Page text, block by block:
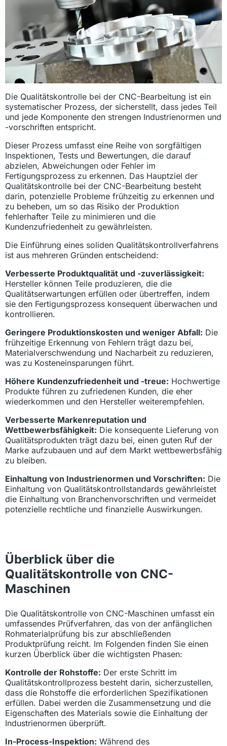
Die Qualitätskontrolle bei der CNC-Bearbeitung ist ein
systematischer Prozess, der sicherstellt, dass jedes Teil
und jede Komponente den strengen Industrienormen und
-vorschriften entspricht.
Dieser Prozess umfasst eine Reihe von sorgfältigen
Inspektionen, Tests und Bewertungen, die darauf
abzielen, Abweichungen oder Fehler im
Fertigungsprozess zu erkennen. Das Hauptziel der
Qualitätskontrolle bei der CNC-Bearbeitung besteht
darin, potenzielle Probleme frühzeitig zu erkennen und
zu beheben, um so das Risiko der Produktion
fehlerhafter Teile zu minimieren und die
Kundenzufriedenheit zu gewährleisten.
Die Einführung eines soliden Qualitätskontrollverfahrens
ist aus mehreren Gründen entscheidend:
Verbesserte Produktqualität und -zuverlässigkeit:
Hersteller können Teile produzieren, die die
Qualitätserwartungen erfüllen oder übertreffen, indem
sie den Fertigungsprozess konsequent überwachen und
kontrollieren.
Geringere Produktionskosten und weniger Abfall: Die
frühzeitige Erkennung von Fehlern trägt dazu bei,
Materialverschwendung und Nacharbeit zu reduzieren,
was zu Kosteneinsparungen führt.
Höhere Kundenzufriedenheit und -treue: Hochwertige
Produkte führen zu zufriedenen Kunden, die eher
wiederkommen und den Hersteller weiterempfehlen.
Verbesserte Markenreputation und
Wettbewerbsfähigkeit: Die konsequente Lieferung von
Qualitätsprodukten trägt dazu bei, einen guten Ruf der
Marke aufzubauen und auf dem Markt wettbewerbsfähig
zu bleiben.
Einhaltung von Industrienormen und Vorschriften: Die
Einhaltung von Qualitätskontrollstandards gewährleistet
die Einhaltung von Branchenvorschriften und vermeidet
potenzielle rechtliche und finanzielle Auswirkungen.
Überblick über die
Qualitätskontrolle von CNC-
Maschinen
Die Qualitätskontrolle von CNC-Maschinen umfasst ein
umfassendes Prüfverfahren, das von der anfänglichen
Rohmaterialprüfung bis zur abschließenden
Produktprüfung reicht. Im Folgenden finden Sie einen
kurzen Überblick über die wichtigsten Phasen:
Kontrolle der Rohstoffe: Der erste Schritt im
Qualitätskontrollprozess besteht darin, sicherzustellen,
dass die Rohstoffe die erforderlichen Spezifikationen
erfüllen. Dabei werden die Zusammensetzung und die
Eigenschaften des Materials sowie die Einhaltung der
Industrienormen überprüft.
In-Process-Inspektion: Während des